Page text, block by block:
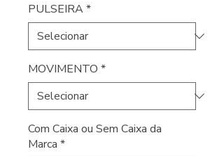
PULSEIRA*
MOVIMENTO *
Com Caixa ou Sem Caixa da
Marca *